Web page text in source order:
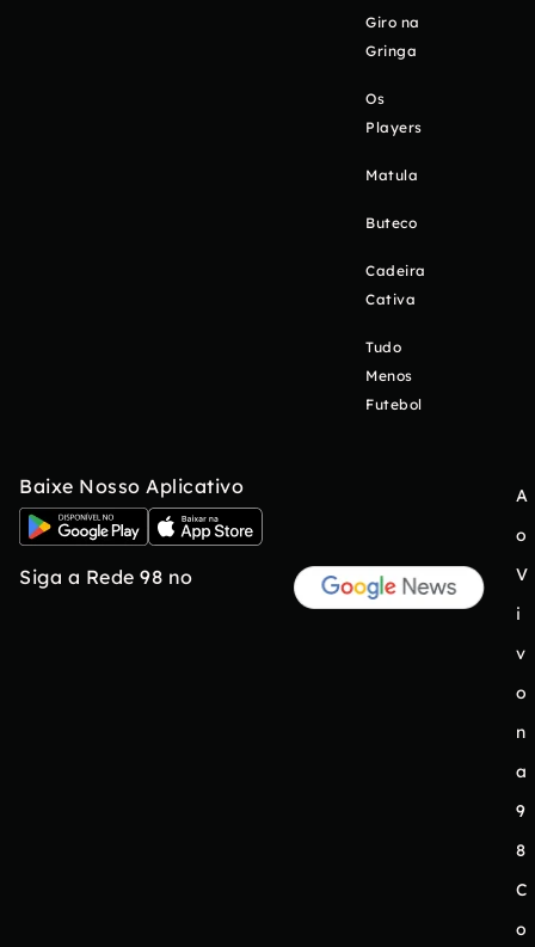
Giro na
Gringa
Os
Players
Matula
Buteco
Cadeira
Cativa
Tudo
Menos
Futebol
Baixe Nosso Aplicativo
Siga a Rede 98 no
A
o
V
i
v
o
n
a
9
8
C
o